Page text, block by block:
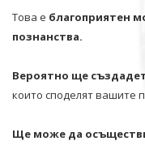
Това е благоприятен
познанства.
Вероятно ще
които споделят вашите
Ще може да